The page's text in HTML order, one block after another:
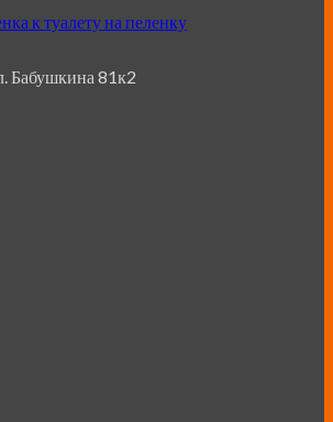
к туалету на пеленку
Бабушкина 81к2